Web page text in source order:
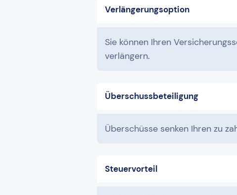
Verlängerungsoption
Sie können Ihren
verlängern.
Überschussbeteiligung
Überschüsse senken Ihren zu
Steuervorteil